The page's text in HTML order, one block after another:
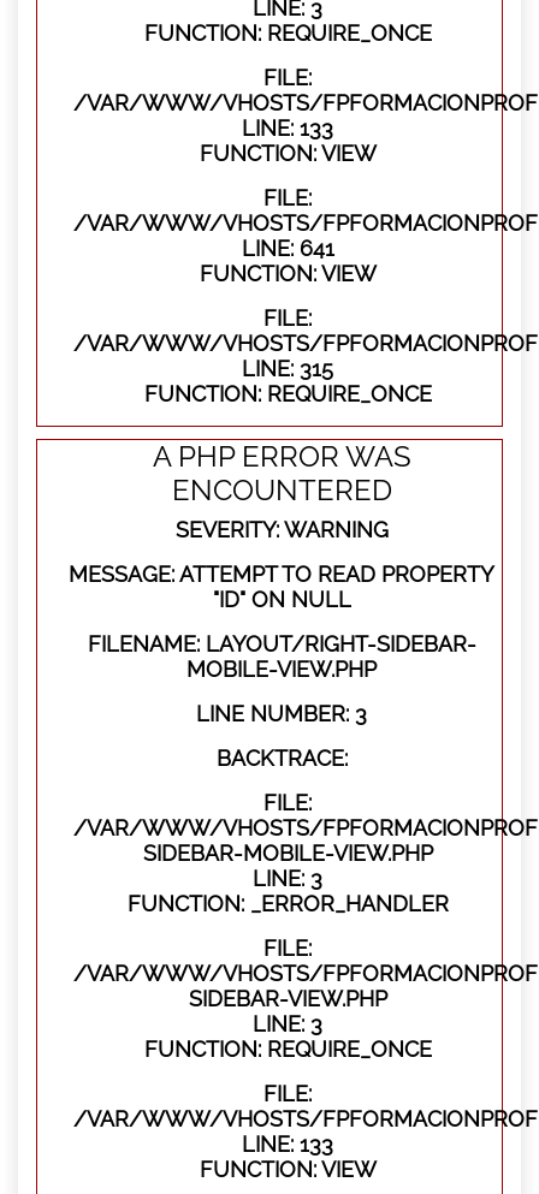
LINE: 3
FUNCTION: REQUIRE_ONCE
FILE:
/VAR/WWW/VHOSTS/
LINE: 133
FUNCTION: VIEW
FILE:
/VAR/WWW/VHOSTS/
LINE: 641
FUNCTION: VIEW
FILE:
/VAR/WWW/VHOSTS/
LINE: 315
FUNCTION: REQUIRE_ONCE
A PHP ERROR WAS
ENCOUNTERED
SEVERITY: WARNING
MESSAGE: ATTEMPT TO READ PROPERTY
"ID" ON NULL
FILENAME: LAYOUT/RIGHT-SIDEBAR-
MOBILE-VIEW.PHP
LINE NUMBER: 3
BACKTRACE:
FILE:
/VAR/WWW/VHOSTS/
SIDEBAR-MOBILE-VIEW.PHP
LINE: 3
FUNCTION: _ERROR_HANDLER
FILE:
/VAR/WWW/VHOSTS/
SIDEBAR-VIEW.PHP
LINE: 3
FUNCTION: REQUIRE_ONCE
FILE:
/VAR/WWW/VHOSTS/
LINE: 133
FUNCTION: VIEW